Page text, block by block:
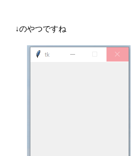
↓のやつですね